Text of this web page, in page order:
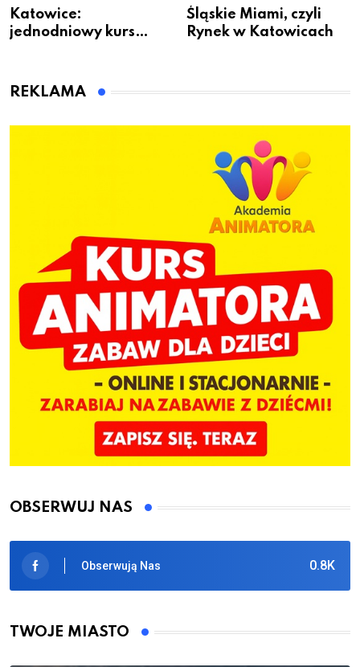
Katowice:
jednodniowy kurs
dzieci
Śląskie Miami, czyli
Rynek w Katowicach
REKLAMA
OBSERWUJ NAS
0.8K
Obserwują Nas
TWOJE MIASTO